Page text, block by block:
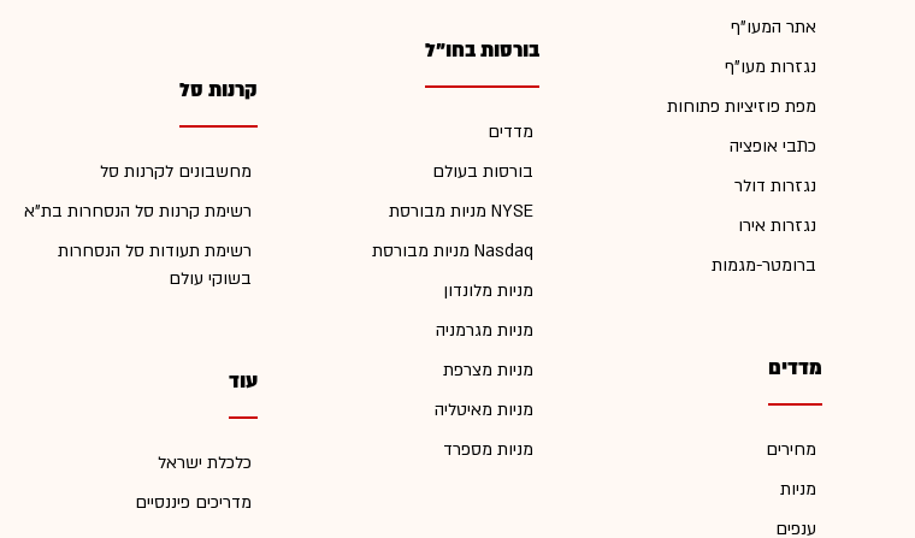
אתר המעו"ף
נגזרות מעו"ף
מפת פוזיציות פתוחות
כתבי אופציה
נגזרות דולר
נגזרות אירו
ברומטר-מגמות
מדדים
מחירים
מניות
ענפים
בורסות בחו"ל
מדדים
בורסות בעולם
מניות מבורסת NYSE
מניות מבורסת Nasdaq
מניות מלונדון
מניות מגרמניה
מניות מצרפת
מניות מאיטליה
מניות מספרד
קרנות סל
מחשבונים לקרנות סל
רשימת קרנות סל הנסחרות בת"א
רשימת תעודות סל הנסחרות
בשוקי עולם
עוד
כלכלת ישראל
מדריכים פיננסיים